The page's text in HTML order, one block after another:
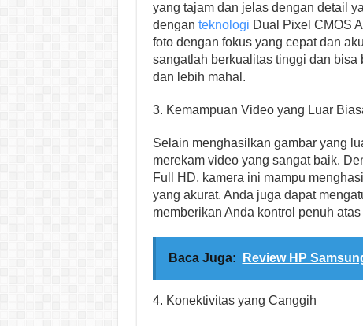
yang tajam dan jelas dengan detail
dengan teknologi Dual Pixel CMOS
foto dengan fokus yang cepat dan
sangatlah berkualitas tinggi dan
dan lebih mahal.
3. Kemampuan Video yang Luar
Selain menghasilkan gambar yang
merekam video yang sangat baik.
Full HD, kamera ini mampu
yang akurat. Anda juga dapat
memberikan Anda kontrol penuh
Baca Juga: Review HP
4. Konektivitas yang Canggih